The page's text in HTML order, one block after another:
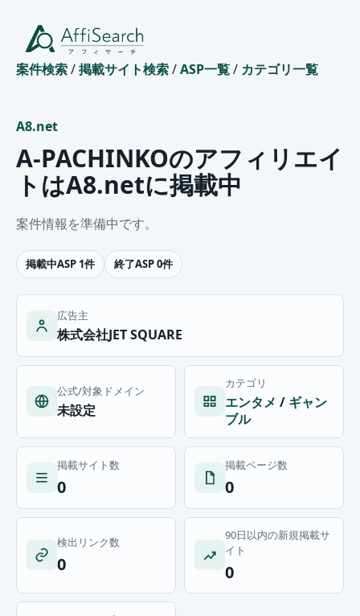
案件検索/掲載サイト検索/ASP一覧/ カテゴリ一覧
A8.net
A-PACHINKOのアフィリエイ
トはA8.netに掲載中
案件情報を準備中です。
掲載中ASP 1件 終了ASP 0件
広告主
株式会社JET SQUARE
公式/対象ドメイン
未設定
カテゴリ
エンタメ / ギャン
ブル
掲載サイト数
0
掲載ページ数
0
検出リンク数
0
90日以内の新規掲載サ
イト
0